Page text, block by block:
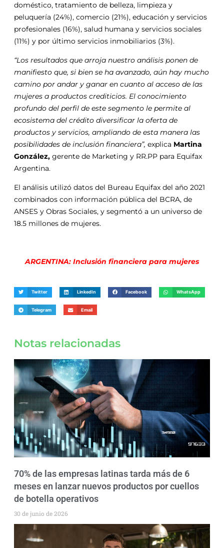
doméstico, tratamiento de belleza, limpieza y
peluquería (24%), comercio (21%), educación y servicios
profesionales (16%), salud humana y servicios sociales
(11%) y por último servicios inmobiliarios (3%).
“Los resultados que arroja nuestro análisis ponen de
manifiesto que, si bien se ha avanzado, aún hay mucho
camino por andar y ganar en cuanto al acceso de las
mujeres a productos crediticios. El conocimiento
profundo del perfil de este segmento le permite al
ecosistema del crédito diversificar la oferta de
productos y servicios, ampliando de esta manera las
posibilidades de inclusión financiera”, explica Martina
González, gerente de Marketing y RR.PP para Equifax
Argentina.
El análisis utilizó datos del Bureau Equifax del año 2021
combinados con información pública del BCRA, de
ANSES y Obras Sociales, y segmentó a un universo de
18.5 millones de mujeres.
ARGENTINA: Inclusión financiera para mujeres
Twitter LinkedIn Facebook WhatsApp
Telegram Email
Notas relacionadas
70% de las empresas latinas tarda más de 6
meses en lanzar nuevos productos por cuellos
de botella operativos
30 de junio de 2026